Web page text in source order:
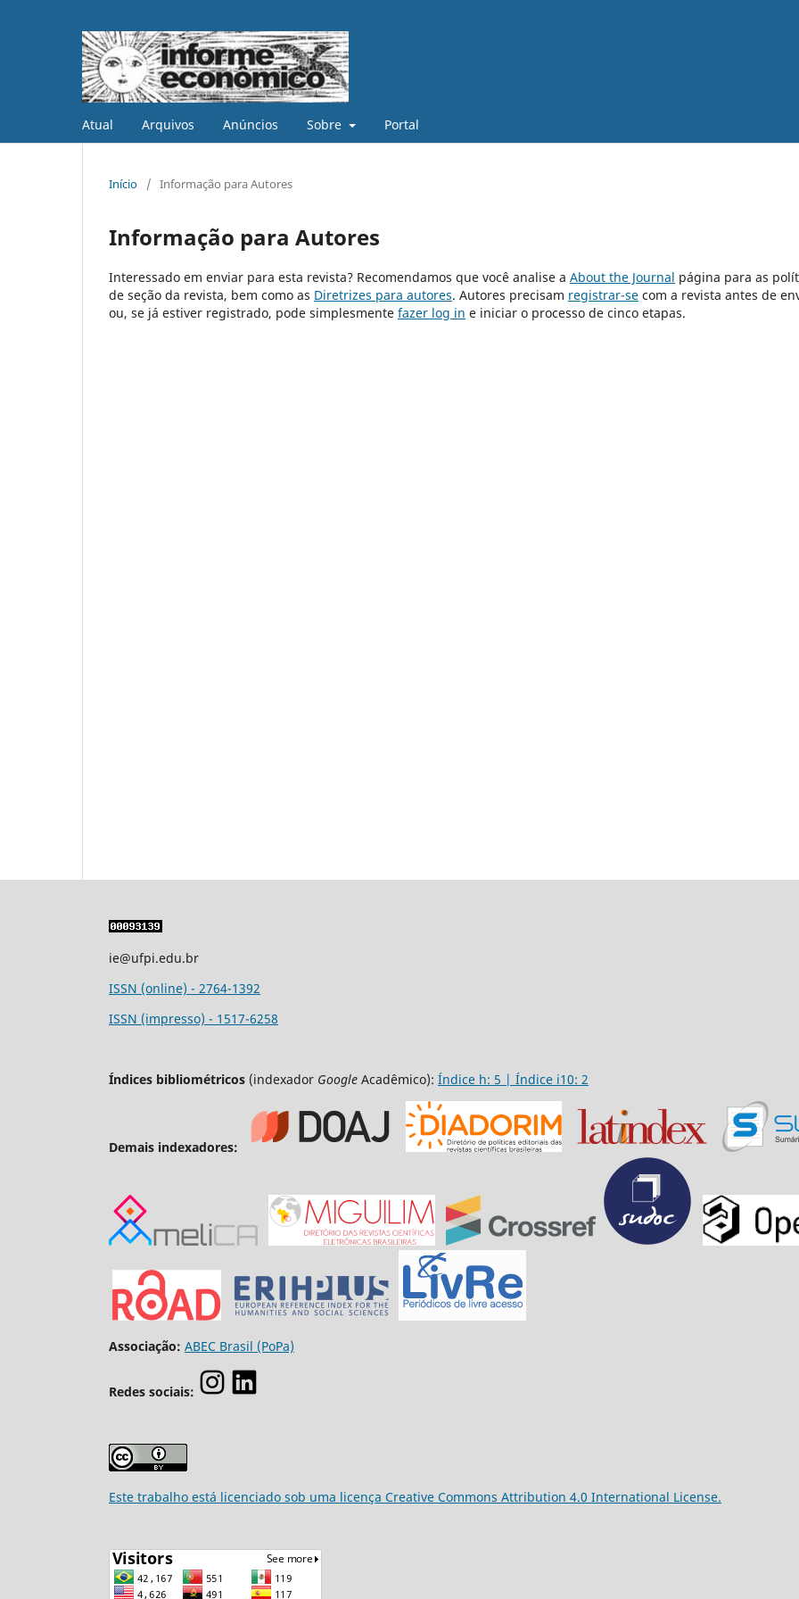
Atual Arquivos Anúncios Sobre Portal
Início / Informação para Autores
Informação para Autores
Interessado em enviar para esta revista? Recomendamos que você analise a About the Journal página para as
de seção da revista, bem como as Diretrizes para autores. Autores precisam registrar-se com a revista antes de
ou, se já estiver registrado, pode simplesmente fazer log in e iniciar o processo de cinco etapas.
ie@ufpi.edu.br
ISSN (online) - 2764-1392
ISSN (impresso) - 1517-6258
Índices bibliométricos (indexador Google Acadêmico): Índice h: 5 | Índice i10: 2
Demais indexadores:
Associação: ABEC Brasil (PoPa)
Redes sociais:
Este trabalho está licenciado sob uma licença Creative Commons Attribution 4.0 International License.